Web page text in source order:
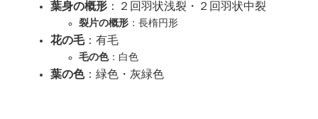
葉身の概形 ：２回羽状浅裂・２回羽状中裂
裂片の概形 ：長楕円形
花の毛：有毛
毛の色：白色
葉の色：緑色・灰緑色